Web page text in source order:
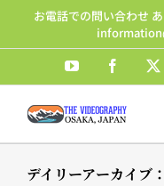
content
お電話での問い合わせ
YouTube
デイリーアーカイブ：